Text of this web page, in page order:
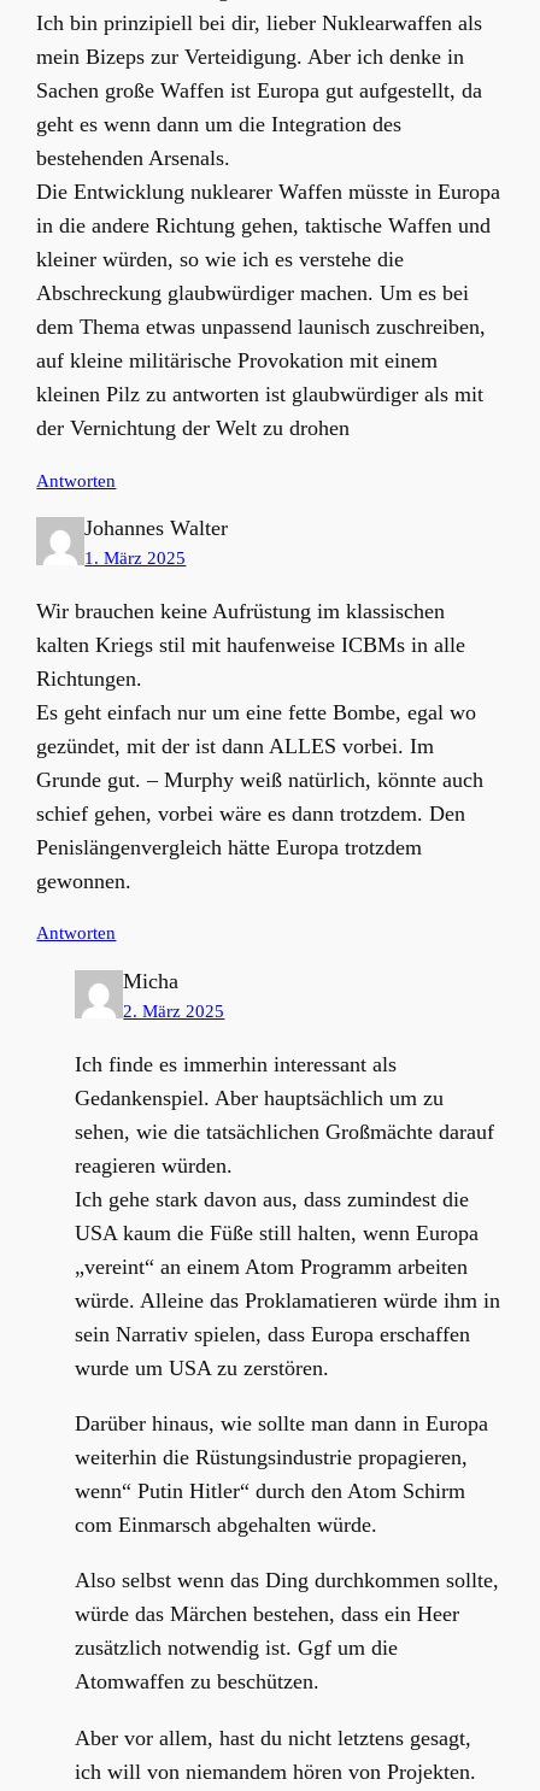
Ich bin prinzipiell bei dir, lieber Nuklearwaffen als
mein Bizeps zur Verteidigung. Aber ich denke in
Sachen große Waffen ist Europa gut aufgestellt, da
geht es wenn dann um die Integration des
bestehenden Arsenals.
Die Entwicklung nuklearer Waffen müsste in Europa
in die andere Richtung gehen, taktische Waffen und
kleiner würden, so wie ich es verstehe die
Abschreckung glaubwürdiger machen. Um es bei
dem Thema etwas unpassend launisch zuschreiben,
auf kleine militärische Provokation mit einem
kleinen Pilz zu antworten ist glaubwürdiger als mit
der Vernichtung der Welt zu drohen
Antworten
Johannes Walter
1. März 2025
Wir brauchen keine Aufrüstung im klassischen
kalten Kriegs stil mit haufenweise ICBMs in alle
Richtungen.
Es geht einfach nur um eine fette Bombe, egal wo
gezündet, mit der ist dann ALLES vorbei. Im
Grunde gut. – Murphy weiß natürlich, könnte auch
schief gehen, vorbei wäre es dann trotzdem. Den
Penislängenvergleich hätte Europa trotzdem
gewonnen.
Antworten
Micha
2. März 2025
Ich finde es immerhin interessant als
Gedankenspiel. Aber hauptsächlich um zu
sehen, wie die tatsächlichen Großmächte darauf
reagieren würden.
Ich gehe stark davon aus, dass zumindest die
USA kaum die Füße still halten, wenn Europa
„vereint“ an einem Atom Programm arbeiten
würde. Alleine das Proklamatieren würde ihm in
sein Narrativ spielen, dass Europa erschaffen
wurde um USA zu zerstören.
Darüber hinaus, wie sollte man dann in Europa
weiterhin die Rüstungsindustrie propagieren,
wenn“ Putin Hitler“ durch den Atom Schirm
com Einmarsch abgehalten würde.
Also selbst wenn das Ding durchkommen sollte,
würde das Märchen bestehen, dass ein Heer
zusätzlich notwendig ist. Ggf um die
Atomwaffen zu beschützen.
Aber vor allem, hast du nicht letztens gesagt,
ich will von niemandem hören von Projekten.